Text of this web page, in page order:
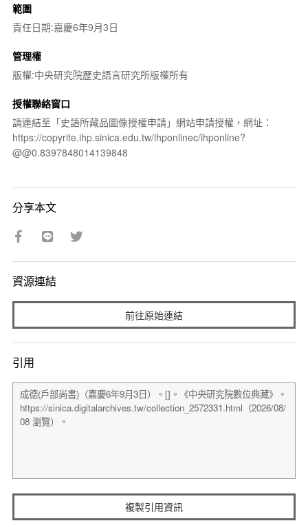
範圍
責任日期:嘉慶6年9月3日
管理權
版權:中央研究院歷史語言研究所版權所有
授權聯絡窗口
請連結至「史語所藏品圖像授權申請」網站申請授權，網址：
https://copyrite.ihp.sinica.edu.tw/ihponlinec/ihponline?
@@0.8397848014139848
分享本文
資源連結
前往原始連結
引用
複製引用資訊